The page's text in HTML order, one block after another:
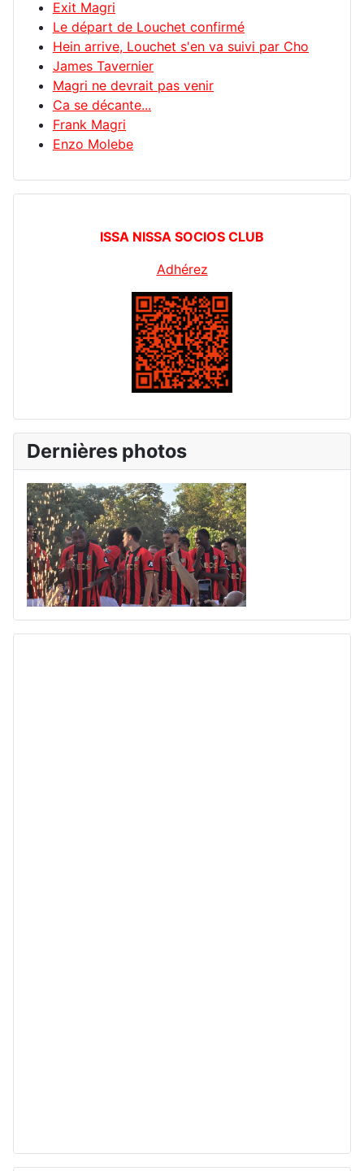
Exit Magri
Le départ de Louchet confirmé
Hein arrive, Louchet s'en va suivi par Cho
James Tavernier
Magri ne devrait pas venir
Ca se décante...
Frank Magri
Enzo Molebe
ISSA NISSA SOCIOS CLUB
Adhérez
Dernières photos